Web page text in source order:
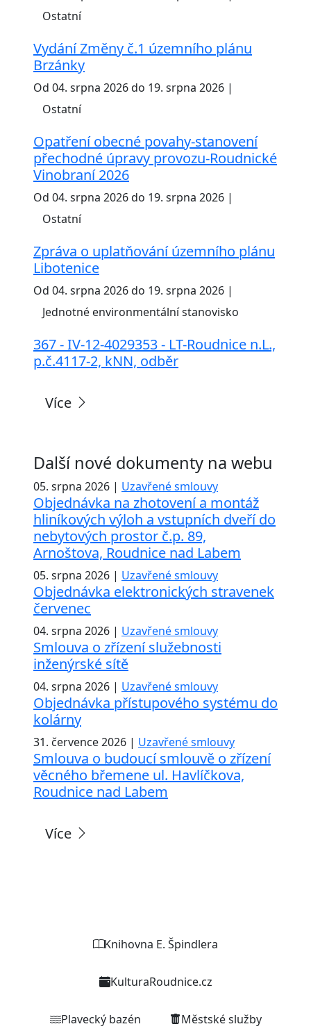
Ostatní
Vydání Změny č.1 územního plánu
Brzánky
Od 04. srpna 2026 do 19. srpna 2026 |
Ostatní
Opatření obecné povahy-stanovení
přechodné úpravy provozu-Roudnické
Vinobraní 2026
Od 04. srpna 2026 do 19. srpna 2026 |
Ostatní
Zpráva o uplatňování územního plánu
Libotenice
Od 04. srpna 2026 do 19. srpna 2026 |
Jednotné environmentální stanovisko
367 - IV-12-4029353 - LT-Roudnice n.L.,
p.č.4117-2, kNN, odběr
Více
Další nové dokumenty na webu
05. srpna 2026 | Uzavřené smlouvy
Objednávka na zhotovení a montáž
hliníkových výloh a vstupních dveří do
nebytových prostor č.p. 89,
Arnoštova, Roudnice nad Labem
05. srpna 2026 | Uzavřené smlouvy
Objednávka elektronických stravenek
červenec
04. srpna 2026 | Uzavřené smlouvy
Smlouva o zřízení služebnosti
inženýrské sítě
04. srpna 2026 | Uzavřené smlouvy
Objednávka přístupového systému do
kolárny
31. července 2026 | Uzavřené smlouvy
Smlouva o budoucí smlouvě o zřízení
věcného břemene ul. Havlíčkova,
Roudnice nad Labem
Více
Knihovna E. Špindlera
KulturaRoudnice.cz
Plavecký bazén Městské služby